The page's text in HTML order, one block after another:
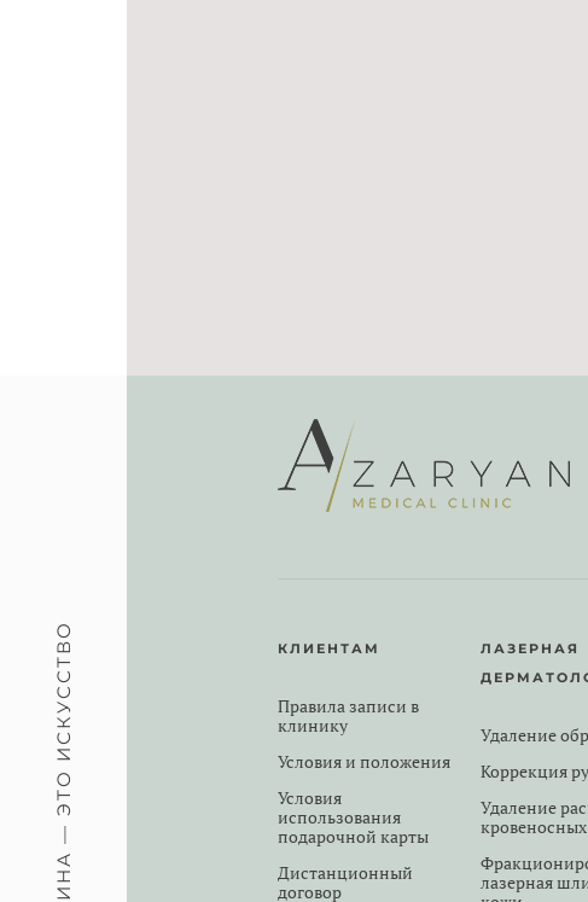
МЕДИЦИНА — ЭТО ИСКУССТВО КЛИЕНТАМ
Правила записи в
клинику
Условия и положения
Условия
использования
подарочной карты
Дистанционный
договор
ЛАЗЕРНАЯ
Удаление
Коррекция
Удаление
лазерная